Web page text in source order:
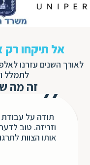
אל תיקחו רק
לאורך השנים עזרנו
לתמלל
זה מה
תודה על עבודת
וזריזה. טוב
אותו הצוות